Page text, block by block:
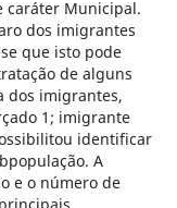
caráter Municipal.
dos imigrantes
que isto pode
de alguns
dos imigrantes,
1; imigrante
identificar
A
e o número de